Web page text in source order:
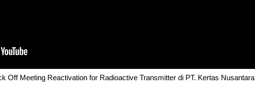
Off Meeting Reactivation for Radioactive Transmitter di PT. Kertas Nusantara